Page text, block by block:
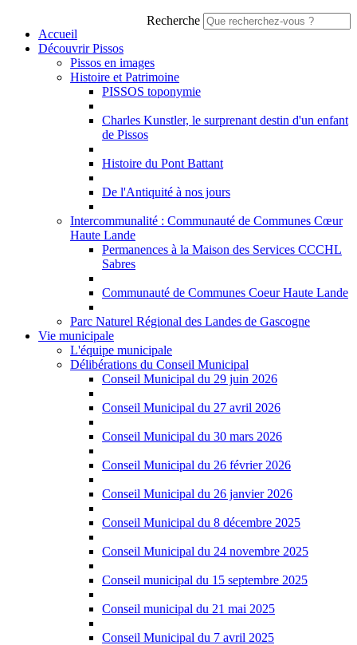
Recherche
Accueil
Découvrir Pissos
Pissos en images
Histoire et Patrimoine
PISSOS toponymie
Charles Kunstler, le surprenant destin d'un enfant
de Pissos
Histoire du Pont Battant
De l'Antiquité à nos jours
Intercommunalité : Communauté de Communes Cœur
Haute Lande
Permanences à la Maison des Services CCCHL
Sabres
Communauté de Communes Coeur Haute Lande
Parc Naturel Régional des Landes de Gascogne
Vie municipale
L'équipe municipale
Délibérations du Conseil Municipal
Conseil Municipal du 29 juin 2026
Conseil Municipal du 27 avril 2026
Conseil Municipal du 30 mars 2026
Conseil Municipal du 26 février 2026
Conseil Municipal du 26 janvier 2026
Conseil Municipal du 8 décembre 2025
Conseil Municipal du 24 novembre 2025
Conseil municipal du 15 septembre 2025
Conseil municipal du 21 mai 2025
Conseil Municipal du 7 avril 2025